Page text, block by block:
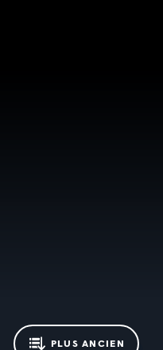
PLUS ANCIEN